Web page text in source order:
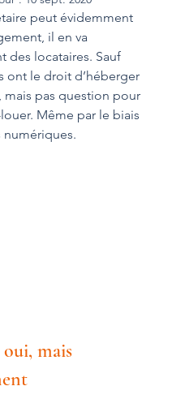
peut évidemment
il en va
des locataires. Sauf
ont le droit d’héberger
mais pas question pour
Même par le biais
numériques.
mais